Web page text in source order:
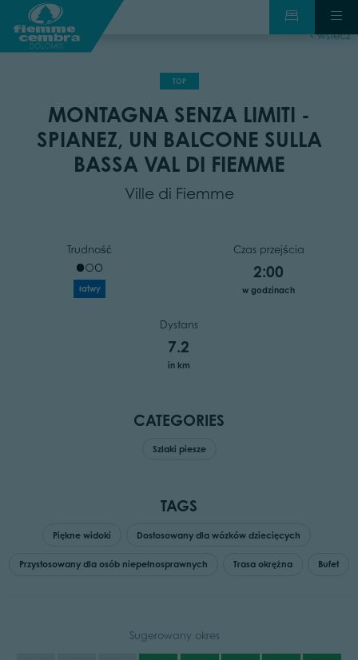
wstecz
TOP
MONTAGNA SENZA LIMITI -
SPIANEZ, UN BALCONE SULLA
BASSA VAL DI FIEMME
Ville di Fiemme
Trudność
łatwy
Czas przejścia
2:00
w godzinach
Dystans
7.2
in km
CATEGORIES
Szlaki piesze
TAGS
Piękne widoki Dostosowany dla wózków dziecięcych
Przystosowany dla osób niepełnosprawnych Trasa okrężna Bufet
Sugerowany okres